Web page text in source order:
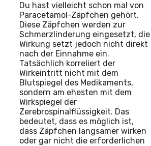
Du hast vielleicht schon mal von
Paracetamol-Zäpfchen gehört.
Diese Zäpfchen werden zur
Schmerzlinderung eingesetzt, die
Wirkung setzt jedoch nicht direkt
nach der Einnahme ein.
Tatsächlich korreliert der
Wirkeintritt nicht mit dem
Blutspiegel des Medikaments,
sondern am ehesten mit dem
Wirkspiegel der
Zerebrospinalflüssigkeit. Das
bedeutet, dass es möglich ist,
dass Zäpfchen langsamer wirken
oder gar nicht die erforderlichen